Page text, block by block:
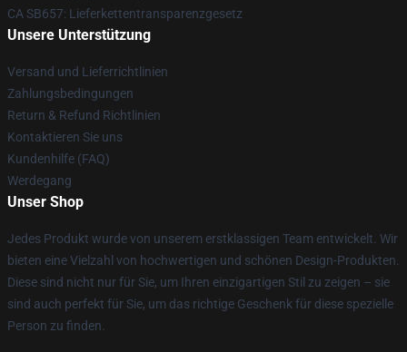
CA SB657: Lieferkettentransparenzgesetz
Unsere Unterstützung
Versand und Lieferrichtlinien
Zahlungsbedingungen
Return & Refund Richtlinien
Kontaktieren Sie uns
Kundenhilfe (FAQ)
Werdegang
Unser Shop
Jedes Produkt wurde von unserem erstklassigen Team entwickelt. Wir
bieten eine Vielzahl von hochwertigen und schönen Design-Produkten.
Diese sind nicht nur für Sie, um Ihren einzigartigen Stil zu zeigen – sie
sind auch perfekt für Sie, um das richtige Geschenk für diese spezielle
Person zu finden.